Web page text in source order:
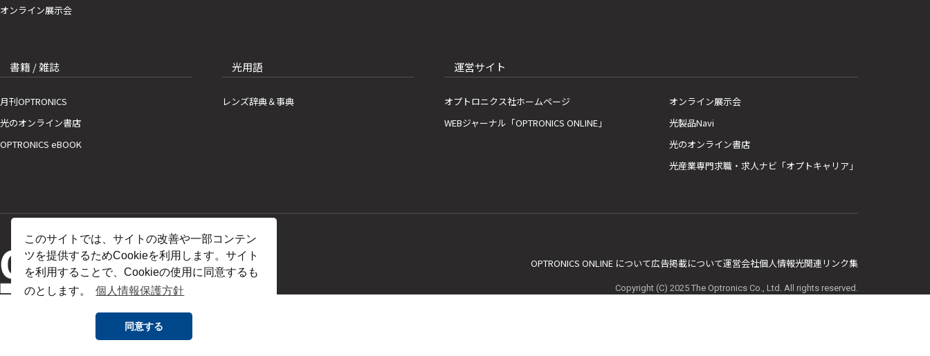
このサイトでは、サイトの改善や一部コンテン
ツを提供するためCookieを利用します。サイト
を利用することで、Cookieの使用に同意するも
のとします。
個人情報保護方針
同意する
オンライン展示会
書籍 / 雑誌
月刊OPTRONICS
光のオンライン書店
OPTRONICS eBOOK
光用語
レンズ辞典＆事典
運営サイト
オプトロニクス社ホームページ
WEBジャーナル「OPTRONICS ONLINE」
オンライン展示会
光製品Navi
光のオンライン書店
光産業専門求職・求人ナビ「オプトキャリア」
OPTRONICS ONLINE について広告掲載について運営会社個人情報光関連リンク集
Copyright (C) 2025 The Optronics Co., Ltd. All rights reserved.